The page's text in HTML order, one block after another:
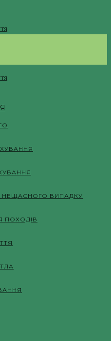
НЕЩАСНОГО ВИПАДКУ
ПОХОДІВ